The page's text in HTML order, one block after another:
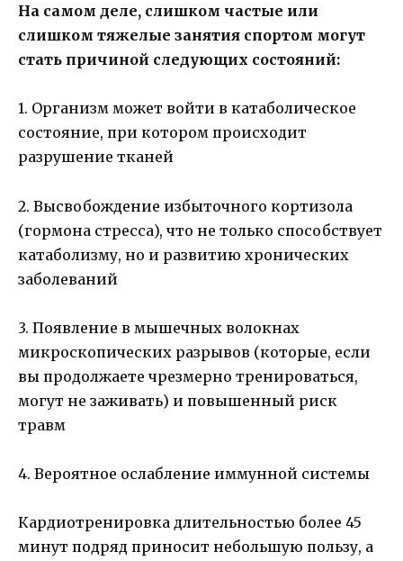
На самом деле, слишком частые или
слишком тяжелые занятия спортом могут
стать причиной следующих состояний:
1. Организм может войти в катаболическое
состояние, при котором происходит
разрушение тканей
2. Высвобождение избыточного кортизола
(гормона стресса), что не только способствует
катаболизму, но и развитию хронических
заболеваний
3. Появление в мышечных волокнах
микроскопических разрывов (которые, если
вы продолжаете чрезмерно тренироваться,
могут не заживать) и повышенный риск
травм
4. Вероятное ослабление иммунной системы
Кардиотренировка длительностью более 45
минут подряд приносит небольшую пользу, а